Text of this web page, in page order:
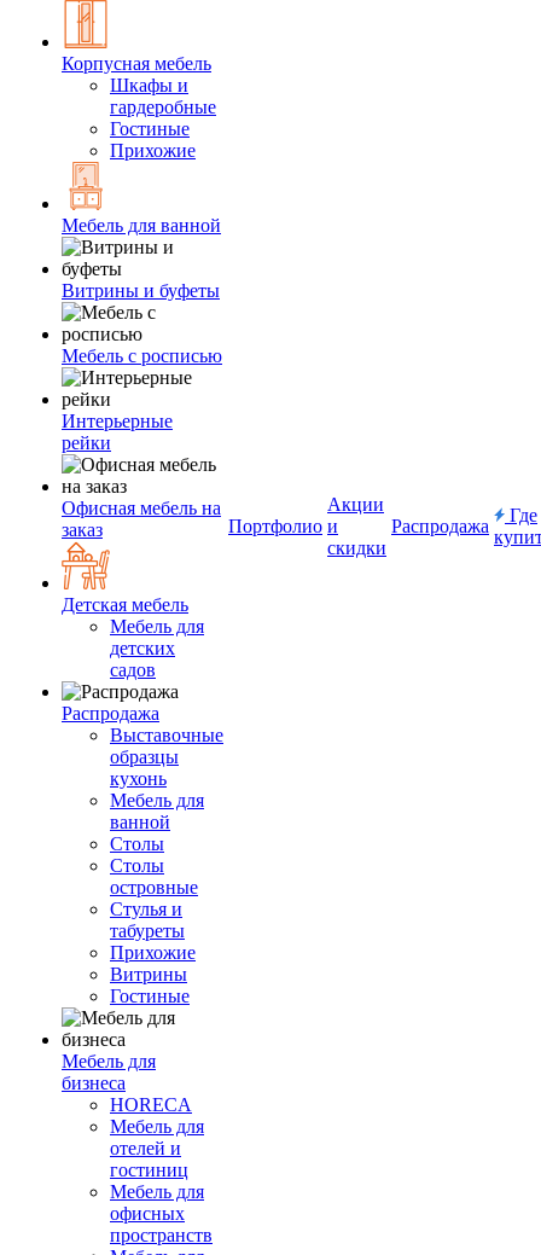
Корпусная мебель
Шкафы и
гардеробные
Гостиные
Прихожие
Мебель для ванной
Витрины и буфеты
Мебель с росписью
Интерьерные
рейки
Офисная мебель на
заказ
Детская мебель
Мебель для
детских
садов
Распродажа
Выставочные
образцы
кухонь
Мебель для
ванной
Столы
Столы
островные
Стулья и
табуреты
Прихожие
Витрины
Гостиные
Мебель для
бизнеса
HORECA
Мебель для
отелей и
гостиниц
Мебель для
офисных
пространств
Портфолио
Акции
и
скидки
Распродажа
Где